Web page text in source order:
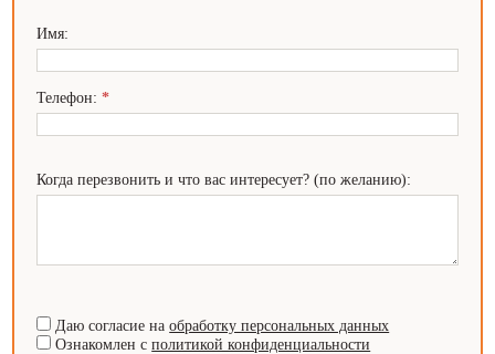
Имя:
Телефон:*
Когда перезвонить и что вас интересует? (по желанию):
Даю согласие наобработку персональных данных
Ознакомлен сполитикой конфиденциальности